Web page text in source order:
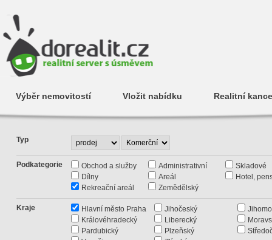
Výběr nemovitostí Vložit nabídku Realitní
Typ
Podkategorie Obchod a služby Administrativní
Skladové
Dílny
Areál
Hotel,
Rekreační areál
Zemědělský
Kraje Hlavní město Praha Jihočeský
Královéhradecký
Liberecký
Pardubický
Plzeňský